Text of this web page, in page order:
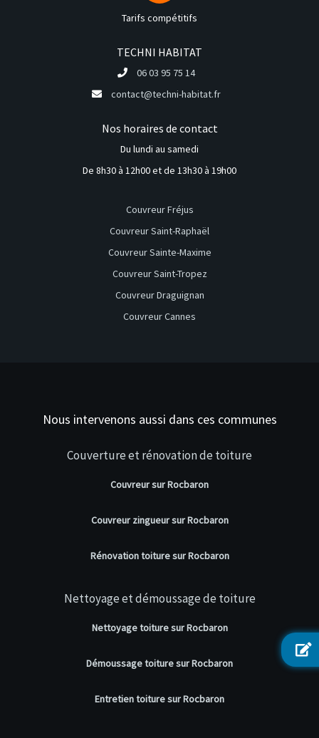
Tarifs compétitifs
TECHNI HABITAT
06 03 95 75 14
contact@techni-habitat.fr
Nos horaires de contact
Du lundi au samedi
De 8h30 à 12h00 et de 13h30 à 19h00
Couvreur Fréjus
Couvreur Saint-Raphaël
Couvreur Sainte-Maxime
Couvreur Saint-Tropez
Couvreur Draguignan
Couvreur Cannes
Nous intervenons aussi dans ces communes
Couverture et rénovation de toiture
Couvreur sur Rocbaron
Couvreur zingueur sur Rocbaron
Rénovation toiture sur Rocbaron
Nettoyage et démoussage de toiture
Nettoyage toiture sur Rocbaron
Démoussage toiture sur Rocbaron
Entretien toiture sur Rocbaron